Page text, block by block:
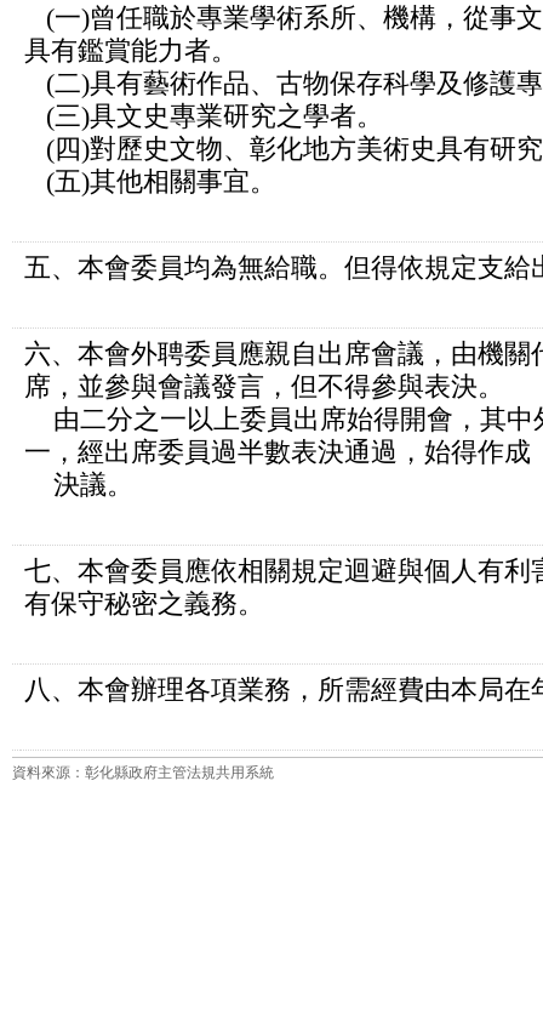
(一)曾任職於專業學術系所、機構，從事
具有鑑賞能力者。
(二)具有藝術作品、古物保存科學及修護
(三)具文史專業研究之學者。
(四)對歷史文物、彰化地方美術史具有研
(五)其他相關事宜。
五、本會委員均為無給職。但得依規定支給
六、本會外聘委員應親自出席會議，由機
席，並參與會議發言，但不得參與表決。
由二分之一以上委員出席始得開會，其中
一，經出席委員過半數表決通過，始得作成
決議。
七、本會委員應依相關規定迴避與個人有
有保守秘密之義務。
八、本會辦理各項業務，所需經費由本局
資料來源：彰化縣政府主管法規共用系統